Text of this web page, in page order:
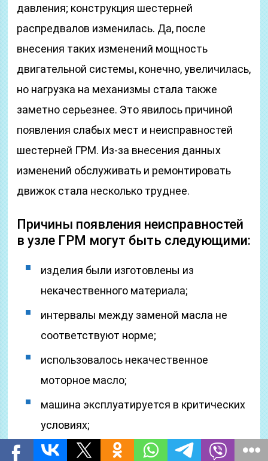
давления; конструкция шестерней
распредвалов изменилась. Да, после
внесения таких изменений мощность
двигательной системы, конечно, увеличилась,
но нагрузка на механизмы стала также
заметно серьезнее. Это явилось причиной
появления слабых мест и неисправностей
шестерней ГРМ. Из-за внесения данных
изменений обслуживать и ремонтировать
движок стала несколько труднее.
Причины появления неисправностей
в узле ГРМ могут быть следующими:
изделия были изготовлены из
некачественного материала;
интервалы между заменой масла не
соответствуют норме;
использовалось некачественное
моторное масло;
машина эксплуатируется в критических
условиях;
водитель предпочитает агрессивную